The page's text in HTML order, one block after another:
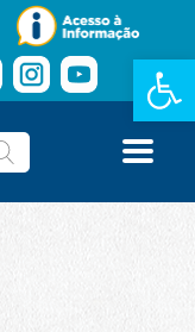
Barra de